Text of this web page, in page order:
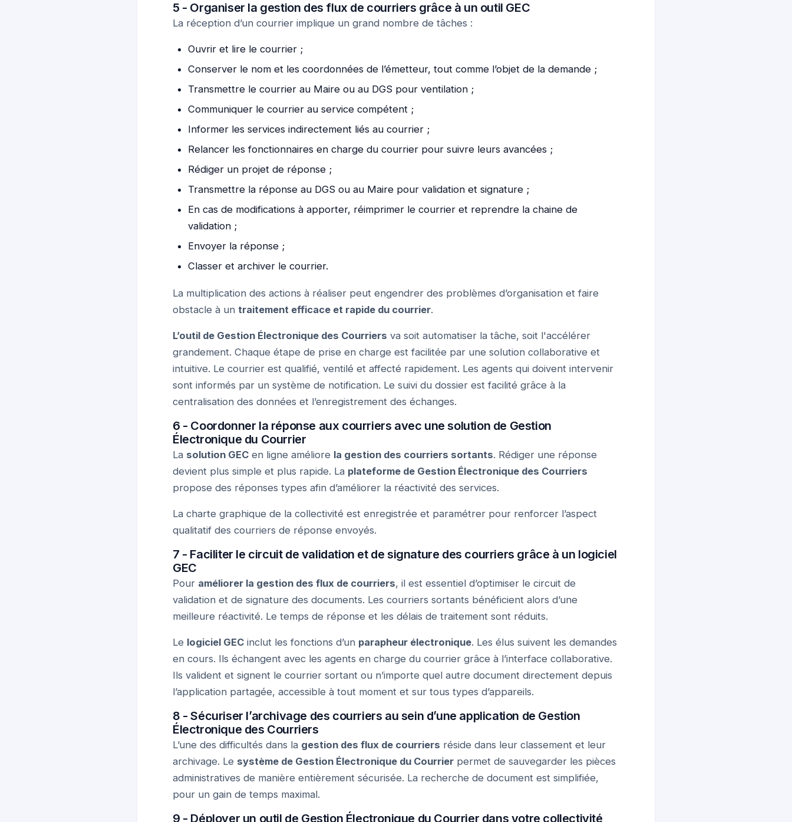
5 - Organiser la gestion des flux de courriers grâce à un outil GEC
La réception d’un courrier implique un grand nombre de tâches :
Ouvrir et lire le courrier ;
Conserver le nom et les coordonnées de l’émetteur, tout comme l’objet de la demande ;
Transmettre le courrier au Maire ou au DGS pour ventilation ;
Communiquer le courrier au service compétent ;
Informer les services indirectement liés au courrier ;
Relancer les fonctionnaires en charge du courrier pour suivre leurs avancées ;
Rédiger un projet de réponse ;
Transmettre la réponse au DGS ou au Maire pour validation et signature ;
En cas de modifications à apporter, réimprimer le courrier et reprendre la chaine de
validation ;
Envoyer la réponse ;
Classer et archiver le courrier.
La multiplication des actions à réaliser peut engendrer des problèmes d’organisation et faire
obstacle à un traitement efficace et rapide du courrier.
L’outil de Gestion Électronique des Courriers va soit automatiser la tâche, soit l'accélérer
grandement. Chaque étape de prise en charge est facilitée par une solution collaborative et
intuitive. Le courrier est qualifié, ventilé et affecté rapidement. Les agents qui doivent intervenir
sont informés par un système de notification. Le suivi du dossier est facilité grâce à la
centralisation des données et l’enregistrement des échanges.
6 - Coordonner la réponse aux courriers avec une solution de Gestion
Électronique du Courrier
La solution GEC en ligne améliore la gestion des courriers sortants. Rédiger une réponse
devient plus simple et plus rapide. La plateforme de Gestion Électronique des Courriers
propose des réponses types afin d’améliorer la réactivité des services.
La charte graphique de la collectivité est enregistrée et paramétrer pour renforcer l’aspect
qualitatif des courriers de réponse envoyés.
7 - Faciliter le circuit de validation et de signature des courriers grâce à un logiciel
GEC
Pour améliorer la gestion des flux de courriers, il est essentiel d’optimiser le circuit de
validation et de signature des documents. Les courriers sortants bénéficient alors d’une
meilleure réactivité. Le temps de réponse et les délais de traitement sont réduits.
Le logiciel GEC inclut les fonctions d’un parapheur électronique. Les élus suivent les demandes
en cours. Ils échangent avec les agents en charge du courrier grâce à l’interface collaborative.
Ils valident et signent le courrier sortant ou n’importe quel autre document directement depuis
l’application partagée, accessible à tout moment et sur tous types d’appareils.
8 - Sécuriser l’archivage des courriers au sein d’une application de Gestion
Électronique des Courriers
L’une des difficultés dans la gestion des flux de courriers réside dans leur classement et leur
archivage. Le système de Gestion Électronique du Courrier permet de sauvegarder les pièces
administratives de manière entièrement sécurisée. La recherche de document est simplifiée,
pour un gain de temps maximal.
9 - Déployer un outil de Gestion Électronique du Courrier dans votre collectivité